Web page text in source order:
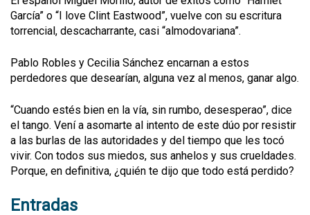
García” o “I love Clint Eastwood”, vuelve con su escritura
torrencial, descacharrante, casi “almodovariana”.
Pablo Robles y Cecilia Sánchez encarnan a estos
perdedores que desearían, alguna vez al menos, ganar algo.
“Cuando estés bien en la vía, sin rumbo, desesperao”, dice
el tango. Vení a asomarte al intento de este dúo por resistir
a las burlas de las autoridades y del tiempo que les tocó
vivir. Con todos sus miedos, sus anhelos y sus crueldades.
Porque, en definitiva, ¿quién te dijo que todo está perdido?
Entradas